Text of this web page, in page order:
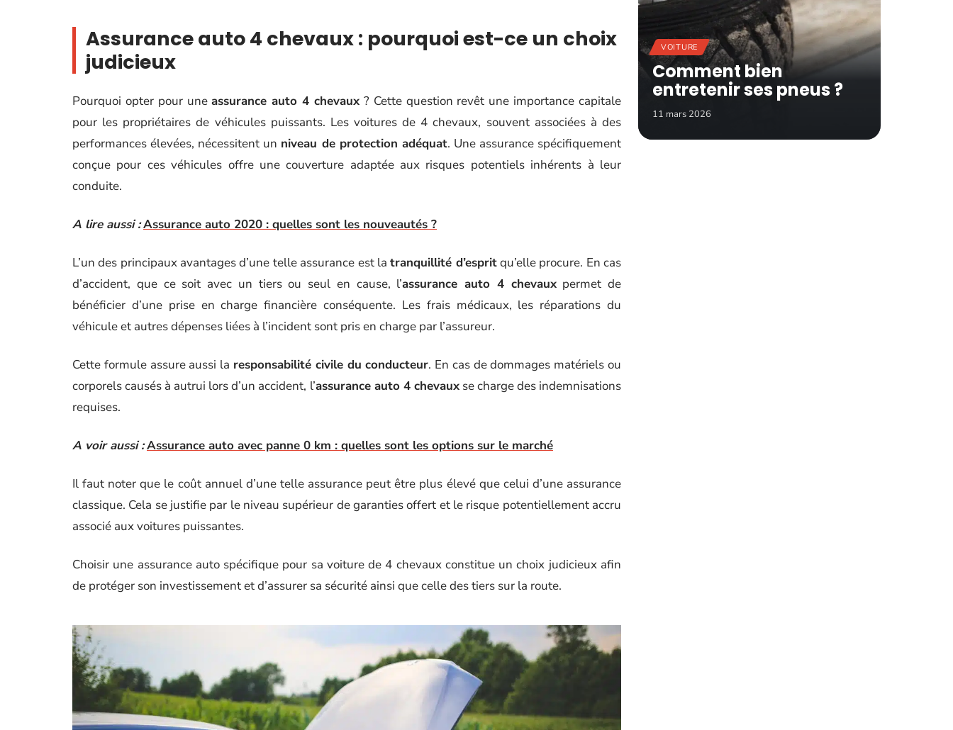
Assurance auto 4 chevaux : pourquoi est-ce un choix
judicieux
Pourquoi opter pour uneassurance auto 4 chevaux ? Cette question revêt une importance capitale
pour les propriétaires de véhicules puissants. Les voitures de 4 chevaux, souvent associées à des
performances élevées, nécessitent un niveau de protection adéquat. Une assurance spécifiquement
conçue pour ces véhicules offre une couverture adaptée aux risques potentiels inhérents à leur
conduite.
A lire aussi :Assurance auto 2020 : quelles sont les nouveautés ?
L’un des principaux avantages d’une telle assurance est latranquillité d’espritqu’elle procure. En cas
d’accident, que ce soit avec un tiers ou seul en cause, l’assurance auto 4 chevauxpermet de
bénéficier d’une prise en charge financière conséquente. Les frais médicaux, les réparations du
véhicule et autres dépenses liées à l’incident sont pris en charge par l’assureur.
Cette formule assure aussi la responsabilité civile du conducteur. En cas de dommages matériels ou
corporels causés à autrui lors d’un accident, l’assurance auto 4 chevauxse charge des indemnisations
requises.
A voir aussi :Assurance auto avec panne 0 km : quelles sont les options sur le marché
Il faut noter que le coût annuel d’une telle assurance peut être plus élevé que celui d’une assurance
classique. Cela se justifie par le niveau supérieur de garanties offert et le risque potentiellement accru
associé aux voitures puissantes.
Choisir une assurance auto spécifique pour sa voiture de 4 chevaux constitue un choix judicieux afin
de protéger son investissement et d’assurer sa sécurité ainsi que celle des tiers sur la route.
VOITURE
Comment bien
entretenir ses pneus ?
11 mars 2026